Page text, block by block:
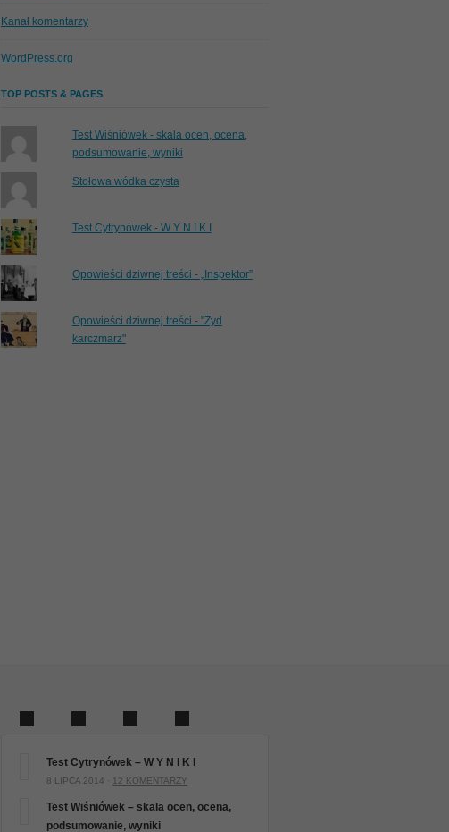
Kanał komentarzy
WordPress.org
TOP POSTS & PAGES
Test Wiśniówek - skala ocen, ocena,
podsumowanie, wyniki
Stołowa wódka czysta
Test Cytrynówek - W Y N I K I
Opowieści dziwnej treści - „Inspektor”
Opowieści dziwnej treści - "Żyd
karczmarz"
Test Cytrynówek – W Y N I K I
8 LIPCA 2014 · 12 KOMENTARZY
Test Wiśniówek – skala ocen, ocena,
podsumowanie, wyniki